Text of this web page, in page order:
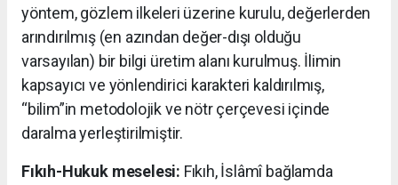
yöntem, gözlem ilkeleri üzerine kurulu, değerlerden
arındırılmış (en azından değer-dışı olduğu
varsayılan) bir bilgi üretim alanı kurulmuş. İlimin
kapsayıcı ve yönlendirici karakteri kaldırılmış,
“bilim”in metodolojik ve nötr çerçevesi içinde
daralma yerleştirilmiştir.
Fıkıh-Hukuk meselesi: Fıkıh, İslâmî bağlamda